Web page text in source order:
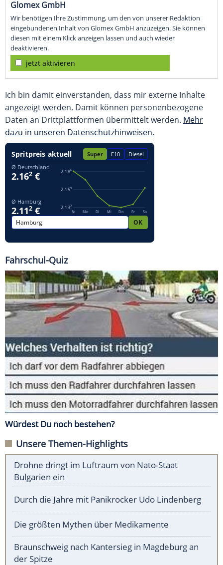
Glomex GmbH
Wir benötigen Ihre Zustimmung, um den von unserer Redaktion
eingebundenen Inhalt von Glomex GmbH anzuzeigen. Sie können
diesen mit einem Klick anzeigen lassen und auch wieder
deaktivieren.
jetzt aktivieren
Ich bin damit einverstanden, dass mir externe Inhalte
angezeigt werden. Damit können personenbezogene
Daten an Drittplattformen übermittelt werden. Mehr
dazu in unseren Datenschutzhinweisen.
Fahrschul-Quiz
Würdest Du noch bestehen?
Unsere Themen-Highlights
Drohne dringt im Luftraum von Nato-Staat
Bulgarien ein
Durch die Jahre mit Panikrocker Udo Lindenberg
Die größten Mythen über Medikamente
Braunschweig nach Kantersieg in Magdeburg an
der Spitze